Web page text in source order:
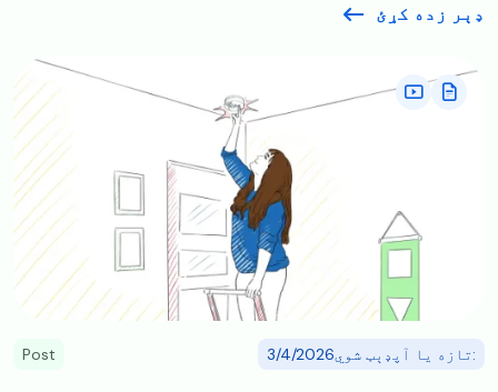
ډېر زده کړئ
Image
:تازه یا آپډېټ شوي3/4/2026 Post